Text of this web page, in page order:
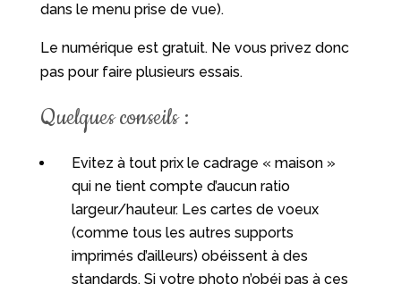
dans le menu prise de vue).
Le numérique est gratuit. Ne vous privez donc
pas pour faire plusieurs essais.
Quelques conseils :
Evitez à tout prix le cadrage « maison »
qui ne tient compte d’aucun ratio
largeur/hauteur. Les cartes de voeux
(comme tous les autres supports
imprimés d’ailleurs) obéissent à des
standards. Si votre photo n’obéi pas à ces